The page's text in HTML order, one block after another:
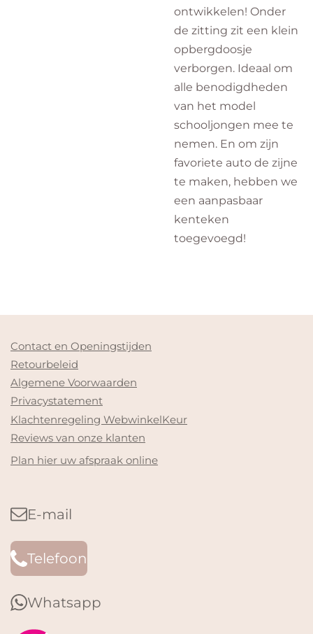
ontwikkelen! Onder
de zitting zit een klein
opbergdoosje
verborgen. Ideaal om
alle benodigdheden
van het model
schooljongen mee te
nemen. En om zijn
favoriete auto de zijne
te maken, hebben we
een aanpasbaar
kenteken
toegevoegd!
Contact en Openingstijden
Retourbeleid
Algemene Voorwaarden
Privacystatement
Klachtenregeling WebwinkelKeur
Reviews van onze klanten
Plan hier uw afspraak online
E-mail
Telefoon
Whatsapp